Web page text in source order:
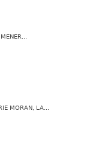
MORAN, LA...